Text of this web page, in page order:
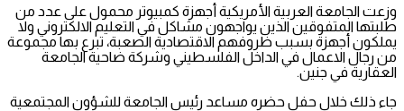
وزعت الجامعة العربية الأمريكية أجهزة كمبيوتر محمول على عدد من
طلبتها المتفوقين الذين يواجهون مشاكل في التعليم الالكتروني ولا
يملكون أجهزة بسبب ظروفهم الاقتصادية الصعبة، تبرع بها مجموعة
من رجال الاعمال في الداخل الفلسطيني وشركة ضاحية الجامعة
العقارية في جنين.
جاء ذلك خلال حفل حضره مساعد رئيس الجامعة للشؤون المجتمعية